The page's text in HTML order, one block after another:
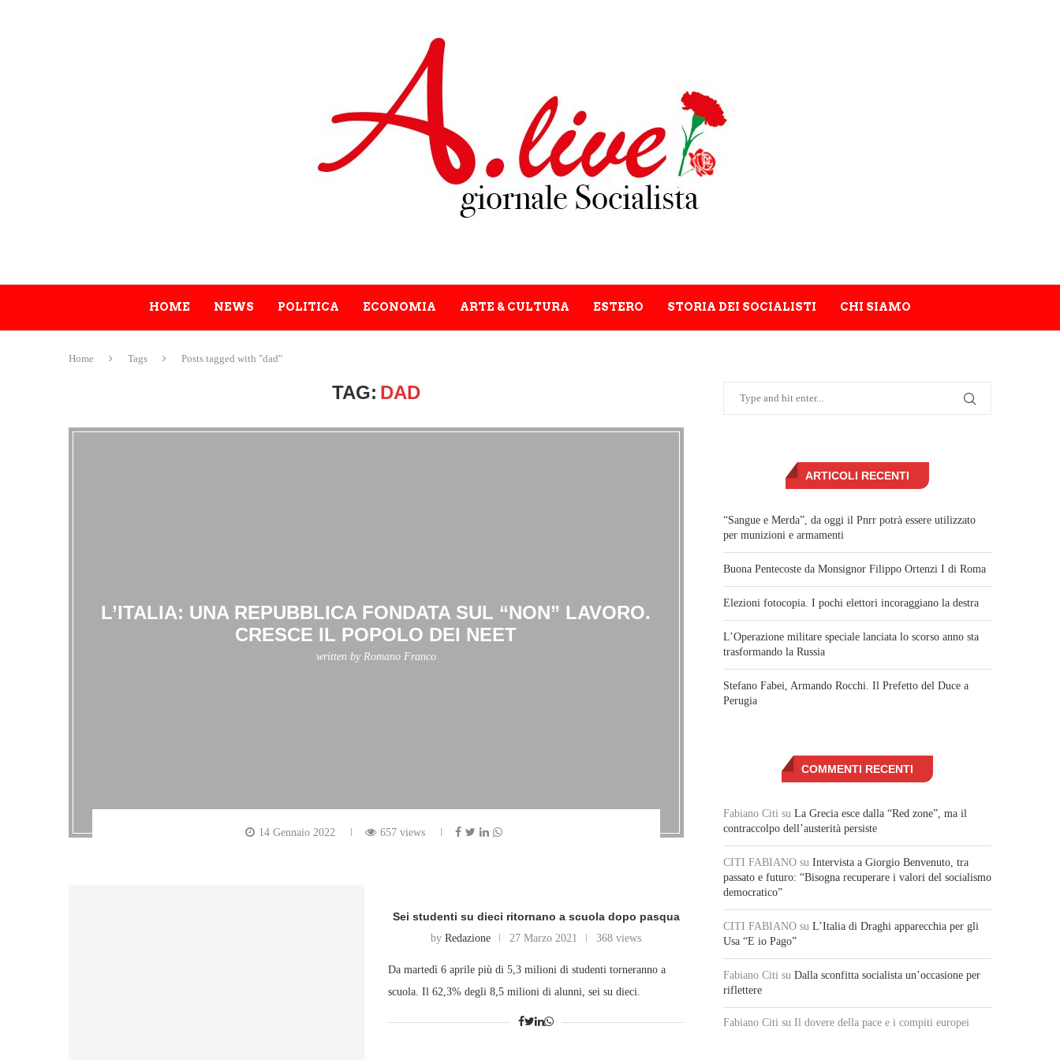
HOME NEWS POLITICA ECONOMIA ARTE & CULTURA ESTERO STORIA DEI SOCIALISTI CHI SIAMO
Home Tags Posts tagged with "dad"
TAG: DAD
L’ITALIA: UNA REPUBBLICA FONDATA SUL “NON” LAVORO.
CRESCE IL POPOLO DEI NEET
written by Romano Franco
14 Gennaio 2022 657 views
Sei studenti su dieci ritornano a scuola dopo pasqua
byRedazione 27 Marzo 2021 368 views
Da martedì 6 aprile più di 5,3 milioni di studenti torneranno a
scuola. Il 62,3% degli 8,5 milioni di alunni, sei su dieci.
ARTICOLI RECENTI
“Sangue e Merda”, da oggi il Pnrr potrà essere utilizzato
per munizioni e armamenti
Buona Pentecoste da Monsignor Filippo Ortenzi I di Roma
Elezioni fotocopia. I pochi elettori incoraggiano la destra
L’Operazione militare speciale lanciata lo scorso anno sta
trasformando la Russia
Stefano Fabei, Armando Rocchi. Il Prefetto del Duce a
Perugia
COMMENTI RECENTI
Fabiano Citi su La Grecia esce dalla “Red zone”, ma il
contraccolpo dell’austerità persiste
CITI FABIANO su Intervista a Giorgio Benvenuto, tra
passato e futuro: “Bisogna recuperare i valori del socialismo
democratico”
CITI FABIANO su L’Italia di Draghi apparecchia per gli
Usa “E io Pago”
Fabiano Citi su Dalla sconfitta socialista un’occasione per
riflettere
Fabiano Citi su Il dovere della pace e i compiti europei